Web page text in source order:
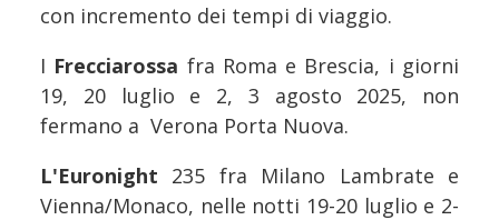
con incremento dei tempi di viaggio.
I Frecciarossa fra Roma e Brescia, i giorni
19, 20 luglio e 2, 3 agosto 2025, non
fermano a Verona Porta Nuova.
L'Euronight 235 fra Milano Lambrate e
Vienna/Monaco, nelle notti 19-20 luglio e 2-